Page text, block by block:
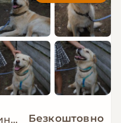
Астер шукає свою родину. ❤️ Безкоштовно